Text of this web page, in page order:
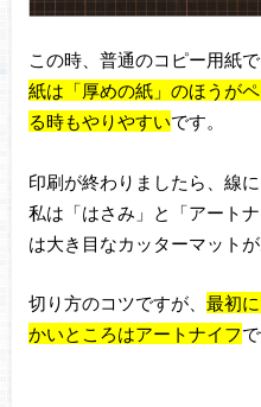
この時、普通のコピー用紙で
紙は「厚めの紙」のほうが
る時もやりやすいです。
印刷が終わりましたら、線
私は「はさみ」と「アート
は大き目なカッターマットが
切り方のコツですが、 最初
かいところはアートナイフ